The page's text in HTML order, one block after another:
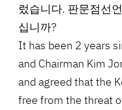
렀습니다. 판문점선
십니까?
It has been 2 years
and Chairman Kim
and agreed that the
free from the threat